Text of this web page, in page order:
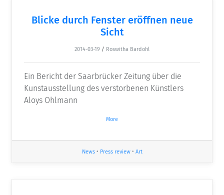
Blicke durch Fenster eröffnen neue
Sicht
2014-03-19 / Roswitha Bardohl
Ein Bericht der Saarbrücker Zeitung über die
Kunstausstellung des verstorbenen Künstlers
Aloys Ohlmann
More
News• Press review• Art